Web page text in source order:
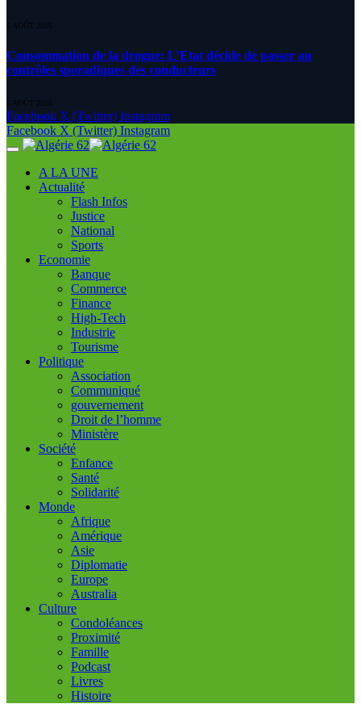
6 AOÛT 2026
Consommation de la drogue: L’Etat décide de passer au
contrôles sporadiques des conducteurs
6 AOÛT 2026
Facebook X (Twitter) Instagram
Facebook X (Twitter) Instagram
A LA UNE
Actualité
Flash Infos
Justice
National
Sports
Economie
Banque
Commerce
Finance
High-Tech
Industrie
Tourisme
Politique
Association
Communiqué
gouvernement
Droit de l’homme
Ministère
Société
Enfance
Santé
Solidarité
Monde
Afrique
Amérique
Asie
Diplomatie
Europe
Australia
Culture
Condoléances
Proximité
Famille
Podcast
Livres
Histoire